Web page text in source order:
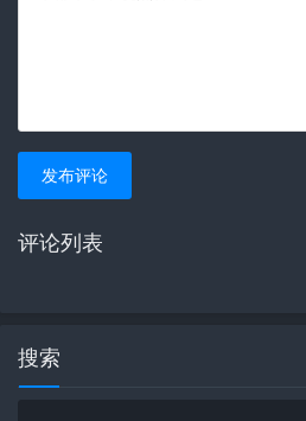
发布评论
评论列表
搜索